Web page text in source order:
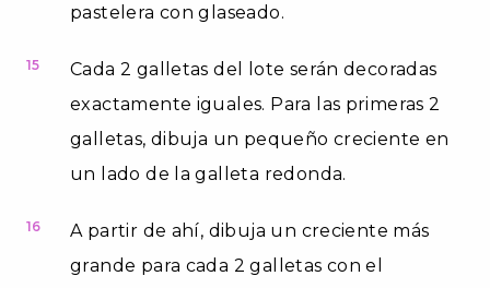
pastelera con glaseado.
15
Cada 2 galletas del lote serán decoradas
exactamente iguales. Para las primeras 2
galletas, dibuja un pequeño creciente en
un lado de la galleta redonda.
16
A partir de ahí, dibuja un creciente más
grande para cada 2 galletas con el